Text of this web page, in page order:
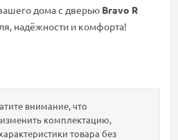
дома с дверью Bravo R
надёжности и комфорта!
внимание, что
комплектацию,
товара без